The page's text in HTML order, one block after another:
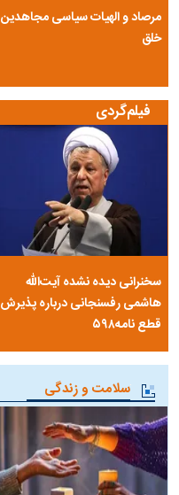
مرصاد و الهیات سیاسی مجاهدین
خلق
فیلم‌گردی
سخنرانی دیده نشده آیت‌الله
هاشمی رفسنجانی درباره پذیرش
قطع نامه۵۹۸
سلامت و زندگی